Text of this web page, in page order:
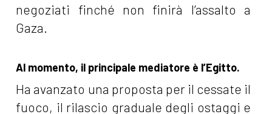
negoziati finché non finirà l’assalto a
Gaza.
Al momento, il principale mediatore è l’Egitto.
Ha avanzato una proposta per il cessate il
fuoco, il rilascio graduale degli ostaggi e